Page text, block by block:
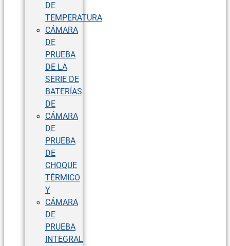
DE
TEMPERATURA
CÁMARA
DE
PRUEBA
DE LA
SERIE DE
BATERÍAS
DE
CÁMARA
DE
PRUEBA
DE
CHOQUE
TÉRMICO
Y
CÁMARA
DE
PRUEBA
INTEGRAL